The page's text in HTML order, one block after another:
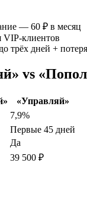
— 60 ₽ в месяц
VIP-клиентов
трёх дней +
vs
«Управляй»
7,9%
Первые 45 дней
Да
39 500 ₽